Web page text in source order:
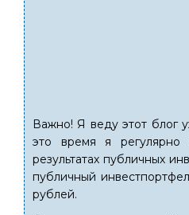
Важно! Я веду этот блог
это время я регулярно
результатах публичных
публичный
рублей.